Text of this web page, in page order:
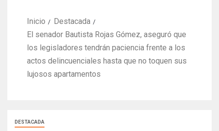
Inicio
Destacada
El senador Bautista Rojas Gómez, aseguró que
los legisladores tendrán paciencia frente a los
actos delincuenciales hasta que no toquen sus
lujosos apartamentos
DESTACADA